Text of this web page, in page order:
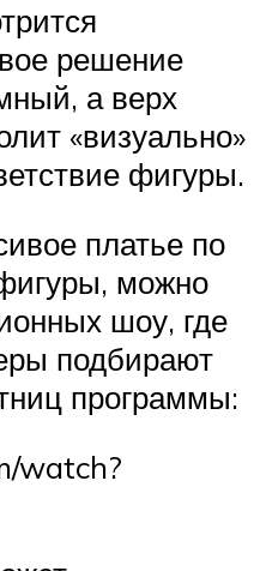
решение
а верх
«визуально»
фигуры.
платье по
можно
шоу, где
подбирают
программы:
watch?